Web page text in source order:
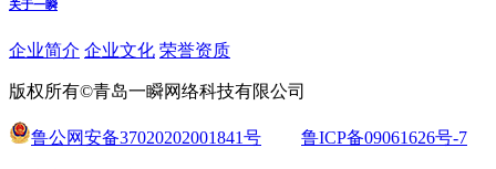
关于一瞬
企业简介 企业文化 荣誉资质
版权所有©青岛一瞬网络科技有限公司
鲁公网安备37020202001841号 鲁ICP备09061626号-7